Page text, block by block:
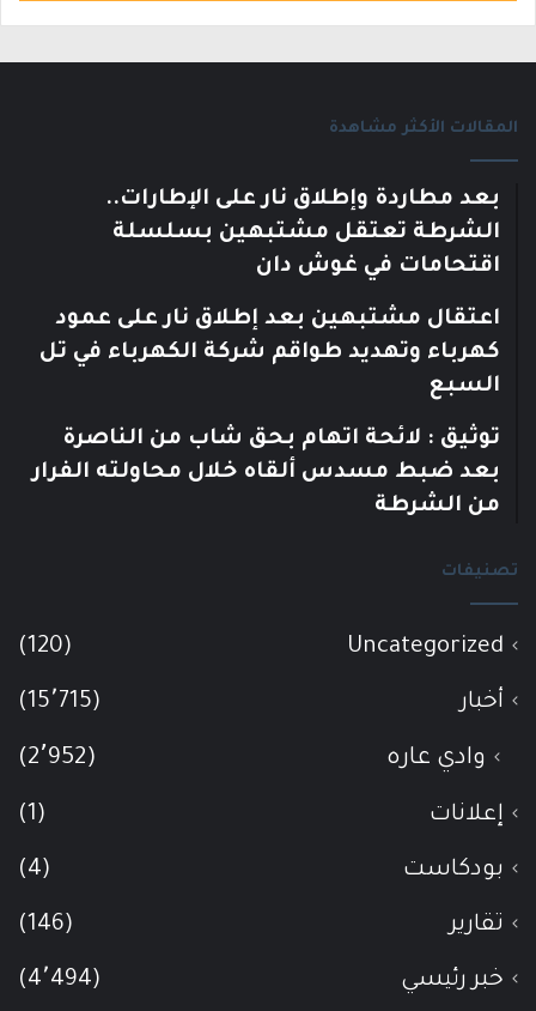
المقالات الأكثر مشاهدة
بعد مطاردة وإطلاق نار على الإطارات..
الشرطة تعتقل مشتبهين بسلسلة
اقتحامات في غوش دان
اعتقال مشتبهين بعد إطلاق نار على عمود
كهرباء وتهديد طواقم شركة الكهرباء في تل
السبع
توثيق : لائحة اتهام بحق شاب من الناصرة
بعد ضبط مسدس ألقاه خلال محاولته الفرار
من الشرطة
تصنيفات
Uncategorized
(120)
أخبار (15٬715)
وادي عاره (2٬952)
إعلانات (1)
بودكاست (4)
تقارير (146)
خبر رئيسي (4٬494)